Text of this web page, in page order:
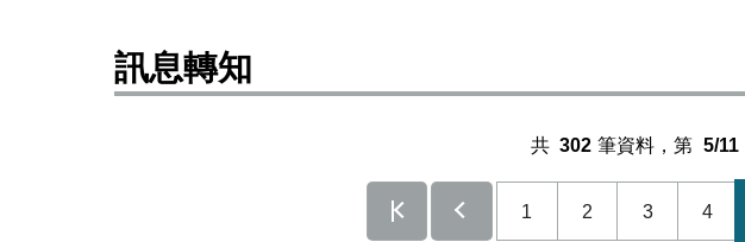
訊息轉知
共 302 筆資料，第 5/11
1 2 3 4